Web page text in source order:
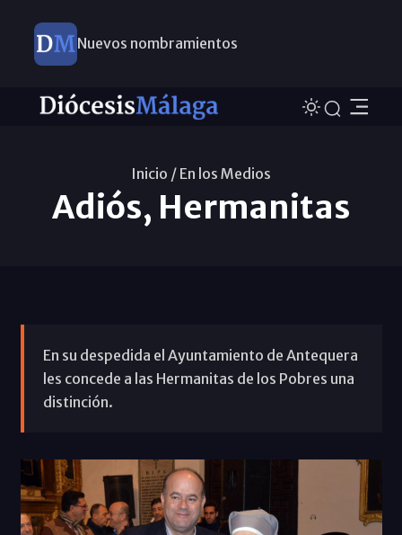
Nuevos nombramientos
Inicio / En los Medios
Adiós, Hermanitas
En su despedida el Ayuntamiento de Antequera
les concede a las Hermanitas de los Pobres una
distinción.